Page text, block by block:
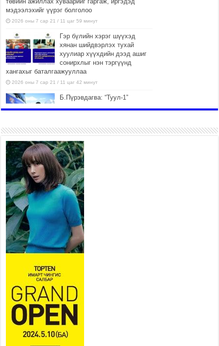
мэдээлэхийг үүрэг болголоо
2026 оны 7 сар 21 / 11 цаг 59 минут
Гэр бүлийн хэрэг шүүхэд
хянан шийдвэрлэх тухай
хуулиар хүүхдийн дээд ашиг
сонирхлыг нэн тэргүүнд
хангахыг баталгаажууллаа
2026 оны 7 сар 21 / 11 цаг 42 минут
Б.Пүрэвдагва: “Туул-1”
2026 оны 7 сар 21 / 10 цаг 15 минут
НИЙСЛЭЛ, АЙМГИЙН
УДИРДЛАГУУДЫН АЖЛЫГ
ХҮНД СУРТЛЫГ БУУРУУЛЖ,
ИРГЭД, АЖ АХУЙН НЭГЖИЙН
АЧААГ ХЭРХЭН ХӨНГӨЛСНӨӨР ДҮГНЭНЭ
2026 оны 7 сар 21 / 10 цаг 09 минут
Байнгын хорооны дарга
М.Мандхай Цөлжилттэй
тэмцэх тухай НҮБ-ын
конвенцын талуудын 17 дугаар
бага хурал (СОР17)-ын бэлтгэл ажлын явцтай
танилцлаа
2026 оны 7 сар 21 / 10 цаг 03 минут
Б.Пүрэвдагва: Бүтээн байгуулалтын аливаа
ажил инженерийн хангамжийн байгууллагуудын
уялдаа холбоогүйгээс саатах ёсгүй
2026 оны 7 сар 20 / 17 цаг 21 минут
“Сэлбэ 20 минутын хот” төслийн анхны 12
давхар барилгын үндсэн карказ, цутгалтын ажил